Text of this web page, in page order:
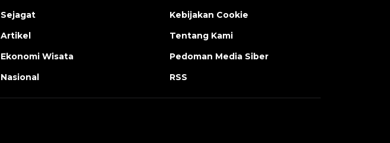
Sejagat
Artikel
Ekonomi Wisata
Nasional
Kebijakan Cookie
Tentang Kami
Pedoman Media Siber
RSS